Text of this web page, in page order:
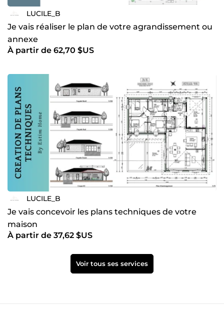
LUCILE_B
Je vais réaliser le plan de votre agrandissement ou
annexe
À partir de 62,70 $US
LUCILE_B
Je vais concevoir les plans techniques de votre
maison
À partir de 37,62 $US
Voir tous ses services